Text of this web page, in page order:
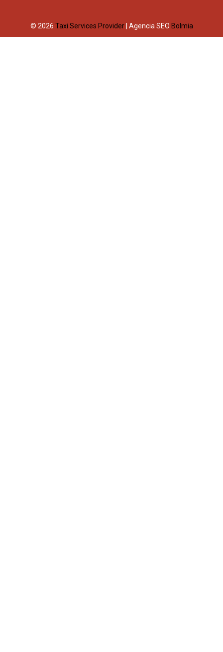
© 2026 Taxi Services Provider| Agencia SEO Bolmia